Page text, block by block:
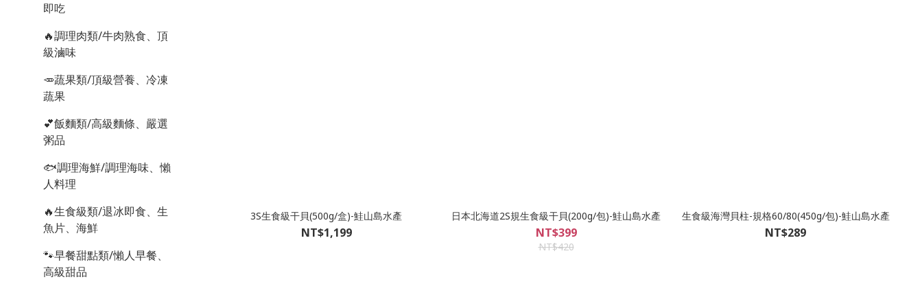
即吃
🔥調理肉類/牛肉熟食、頂
級滷味
🥕蔬果類/頂級營養、冷凍
蔬果
💕飯麵類/高級麵條、嚴選
粥品
🐟調理海鮮/調理海味、懶
人料理
🔥生食級類/退冰即食、生
魚片、海鮮
🐾早餐甜點類/懶人早餐、
高級甜品
3S生食級干貝(500g/盒)-鮭山島水產
NT$1,199
日本北海道2S規生食級干貝(200g/包)-鮭山島水產
NT$399
NT$420
生食級海灣貝柱-規格60/80(450g/包)-鮭山島水產
NT$289